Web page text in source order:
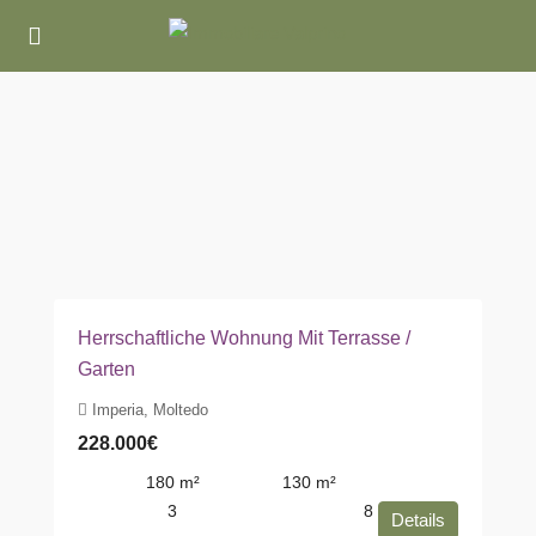
Herrschaftliche Wohnung Mit Terrasse /
Garten
Imperia, Moltedo
228.000€
180 m² 130 m²
3
8 Details